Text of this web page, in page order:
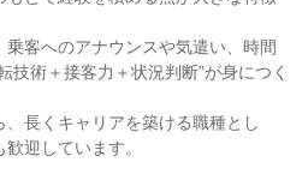
客へのアナウンスや気遣い、時間
技術＋接客力＋状況判断”が身につく
長くキャリアを築ける職種とし
迎しています。